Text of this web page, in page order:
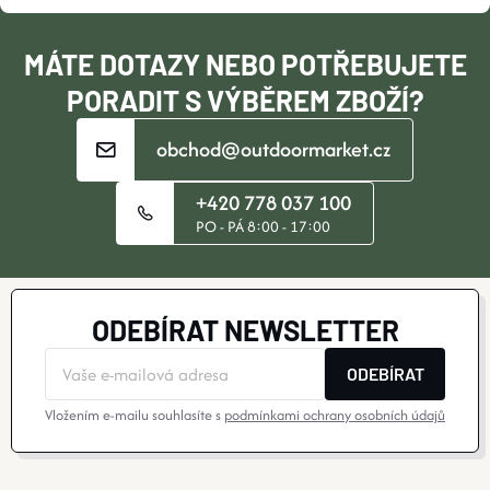
V
K
I
MÁTE DOTAZY NEBO POTŘEBUJETE
PORADIT S VÝBĚREM ZBOŽÍ?
obchod@outdoormarket.cz
+420 778 037 100
PO - PÁ 8:00 - 17:00
ODEBÍRAT NEWSLETTER
ODEBÍRAT
Vložením e-mailu souhlasíte s podmínkami ochrany osobních údajů